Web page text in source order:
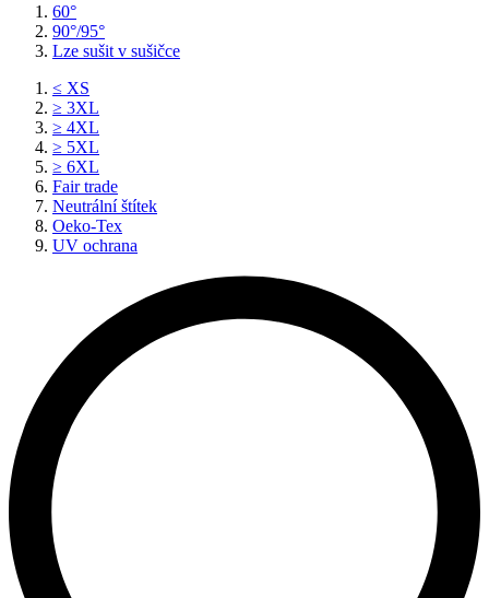
60°
90°/95°
Lze sušit v sušičce
≤ XS
≥ 3XL
≥ 4XL
≥ 5XL
≥ 6XL
Fair trade
Neutrální štítek
Oeko-Tex
UV ochrana